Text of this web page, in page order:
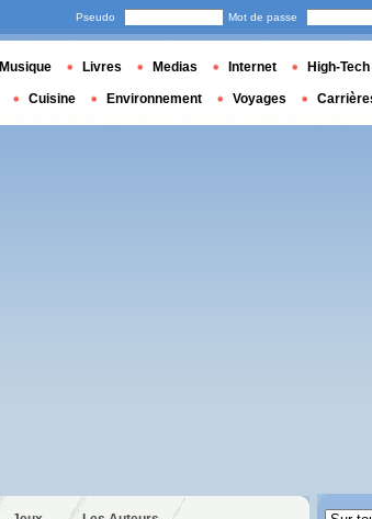
Pseudo Mot de passe
Musique Livres Medias Internet High-Tech
Cuisine Environnement Voyages